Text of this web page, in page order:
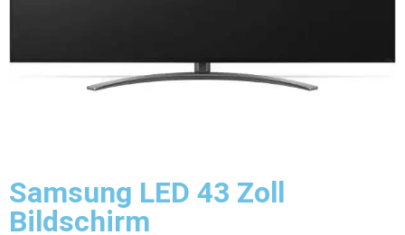
Samsung LED 43 Zoll
Bildschirm